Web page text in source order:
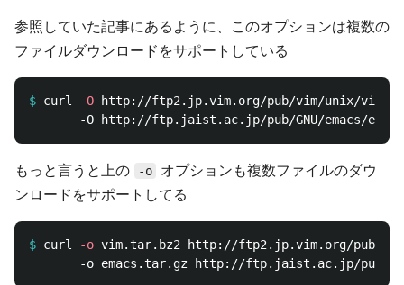
参照していた記事にあるように、このオプションは複数の
ファイルダウンロードをサポートしている
$ curl -O http://ftp2.jp.vim.org/pub/vim/unix/vim-
もっと言うと上の -o
オプションも複数ファイルのダウ
ンロードをサポートしてる
$ curl -o vim.tar.bz2 http://ftp2.jp.vim.org/pub/